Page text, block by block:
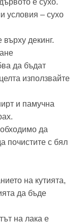
е сухо.
условия – сухо
декинг.
да бъдат
използвайте
и памучна
да
почистите с бял
на кутията,
да бъде
на лака е